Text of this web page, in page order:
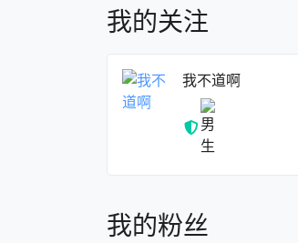
我的关注
我不道啊
我的粉丝